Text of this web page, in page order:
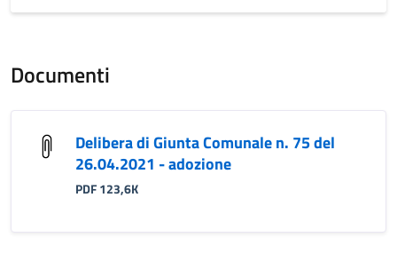
Documenti
Delibera di Giunta Comunale n. 75 del
26.04.2021 - adozione
PDF 123,6K